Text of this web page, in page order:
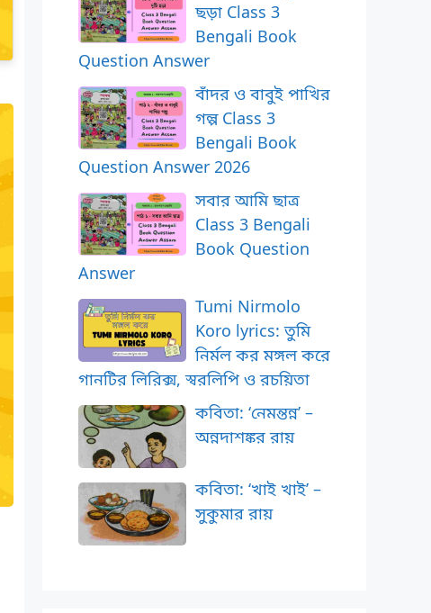
ছড়া Class 3
Bengali Book
Question Answer
বাঁদর ও বাবুই পাখির
গল্প Class 3
Bengali Book
Question Answer 2026
সবার আমি ছাত্র
Class 3 Bengali
Book Question
Answer
Tumi Nirmolo
Koro lyrics: তুমি
নির্মল কর মঙ্গল করে
গানটির লিরিক্স, স্বরলিপি ও রচয়িতা
কবিতা: ‘নেমন্তন্ন’ –
অন্নদাশঙ্কর রায়
কবিতা: ‘খাই খাই’ –
সুকুমার রায়